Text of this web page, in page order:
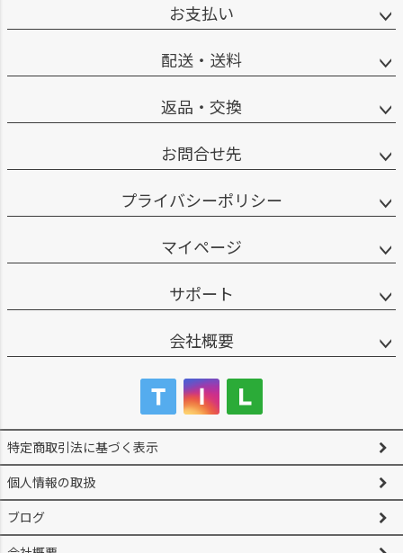
お支払い
配送・送料
返品・交換
お問合せ先
プライバシーポリシー
マイページ
サポート
会社概要
特定商取引法に基づく表示
個人情報の取扱
ブログ